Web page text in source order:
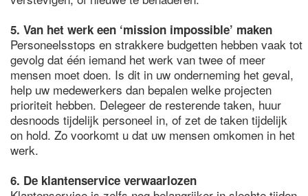
5. Van het werk een ‘mission impossible’ maken
Personeelsstops en strakkere budgetten hebben vaak tot
gevolg dat één iemand het werk van twee of meer
mensen moet doen. Is dit in uw onderneming het geval,
help uw medewerkers dan bepalen welke projecten
prioriteit hebben. Delegeer de resterende taken, huur
desnoods tijdelijk personeel in, of zet de taken tijdelijk
on hold. Zo voorkomt u dat uw mensen omkomen in het
werk.
6. De klantenservice verwaarlozen